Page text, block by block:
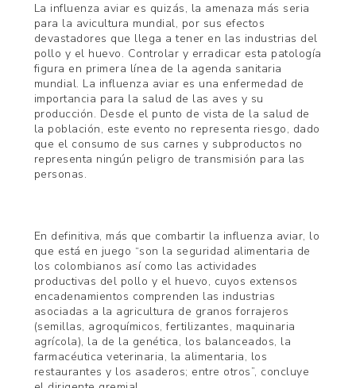
La influenza aviar es quizás, la amenaza más seria
para la avicultura mundial, por sus efectos
devastadores que llega a tener en las industrias del
pollo y el huevo. Controlar y erradicar esta patología
figura en primera línea de la agenda sanitaria
mundial. La influenza aviar es una enfermedad de
importancia para la salud de las aves y su
producción. Desde el punto de vista de la salud de
la población, este evento no representa riesgo, dado
que el consumo de sus carnes y subproductos no
representa ningún peligro de transmisión para las
personas.
En definitiva, más que combartir la influenza aviar, lo
que está en juego “son la seguridad alimentaria de
los colombianos así como las actividades
productivas del pollo y el huevo, cuyos extensos
encadenamientos comprenden las industrias
asociadas a la agricultura de granos forrajeros
(semillas, agroquímicos, fertilizantes, maquinaria
agrícola), la de la genética, los balanceados, la
farmacéutica veterinaria, la alimentaria, los
restaurantes y los asaderos; entre otros”, concluye